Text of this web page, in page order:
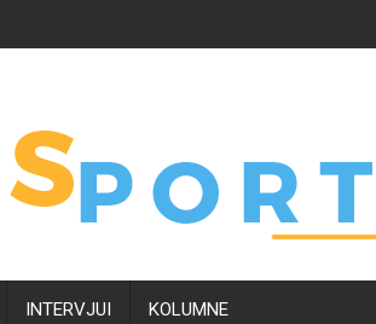
INTERVJUI KOLUMNE